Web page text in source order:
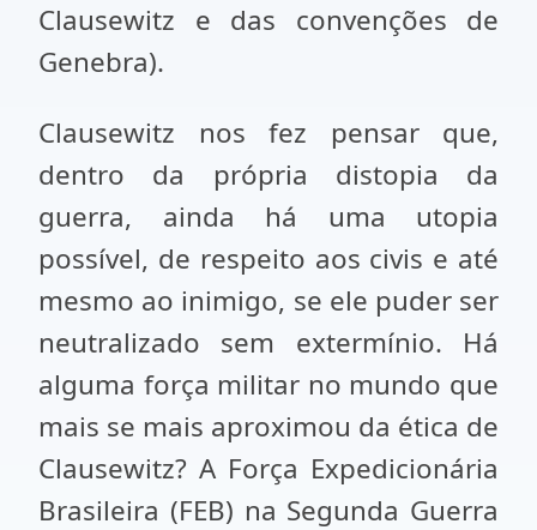
Clausewitz e das convenções de
Genebra).
Clausewitz nos fez pensar que,
dentro da própria distopia da
guerra, ainda há uma utopia
possível, de respeito aos civis e até
mesmo ao inimigo, se ele puder ser
neutralizado sem extermínio. Há
alguma força militar no mundo que
mais se mais aproximou da ética de
Clausewitz? A Força Expedicionária
Brasileira (FEB) na Segunda Guerra